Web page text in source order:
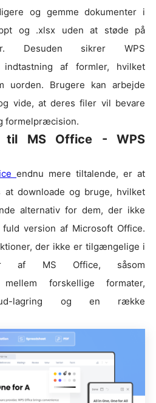
og gemme dokumenter i
og .xlsx uden at støde på
Desuden sikrer WPS
indtastning af formler, hvilket
uorden. Brugere kan arbejde
vide, at deres filer vil bevare
formelpræcision.
til MS Office - WPS
endnu mere tiltalende, er at
downloade og bruge, hvilket
alternativ for dem, der ikke
version af Microsoft Office.
der ikke er tilgængelige i
af MS Office, såsom
mellem forskellige formater,
lagring og en række